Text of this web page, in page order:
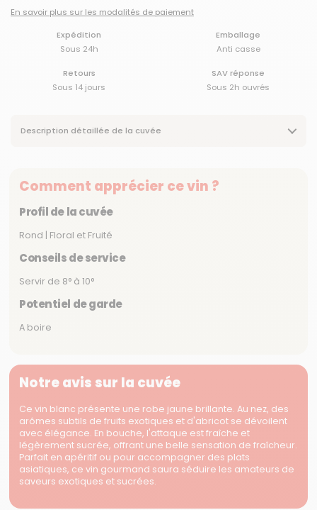
En savoir plus sur les modalités de paiement
Expédition
Sous 24h
Emballage
Anti casse
Retours
Sous 14 jours
SAV réponse
Sous 2h ouvrés
Description détaillée de la cuvée
Comment apprécier ce vin ?
Profil de la cuvée
Rond | Floral et Fruité
Conseils de service
Servir de 8° à 10°
Potentiel de garde
A boire
Notre avis sur la cuvée
Ce vin blanc présente une robe jaune brillante. Au nez, des
arômes subtils de fruits exotiques et d'abricot se dévoilent
avec élégance. En bouche, l'attaque est fraîche et
légèrement sucrée, offrant une belle sensation de fraîcheur.
Parfait en apéritif ou pour accompagner des plats
asiatiques, ce vin gourmand saura séduire les amateurs de
saveurs exotiques et sucrées.